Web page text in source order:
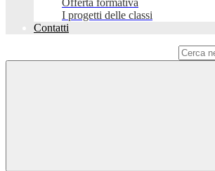
Offerta formativa
I progetti delle classi
Contatti